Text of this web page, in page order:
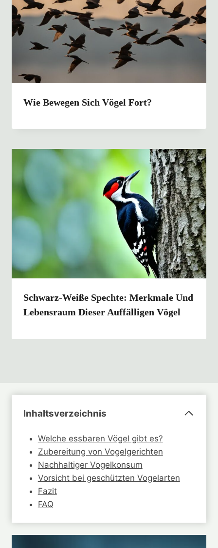
Wie Bewegen Sich Vögel Fort?
Schwarz-Weiße Spechte: Merkmale Und
Lebensraum Dieser Auffälligen Vögel
Inhaltsverzeichnis
Welche essbaren Vögel gibt es?
Zubereitung von Vogelgerichten
Nachhaltiger Vogelkonsum
Vorsicht bei geschützten Vogelarten
Fazit
FAQ